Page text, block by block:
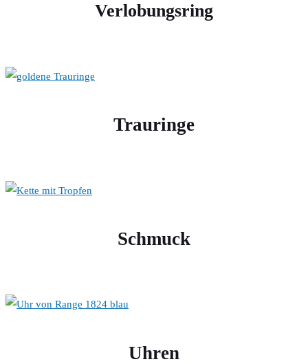
Verlobungsring
Trauringe
Schmuck
Uhren